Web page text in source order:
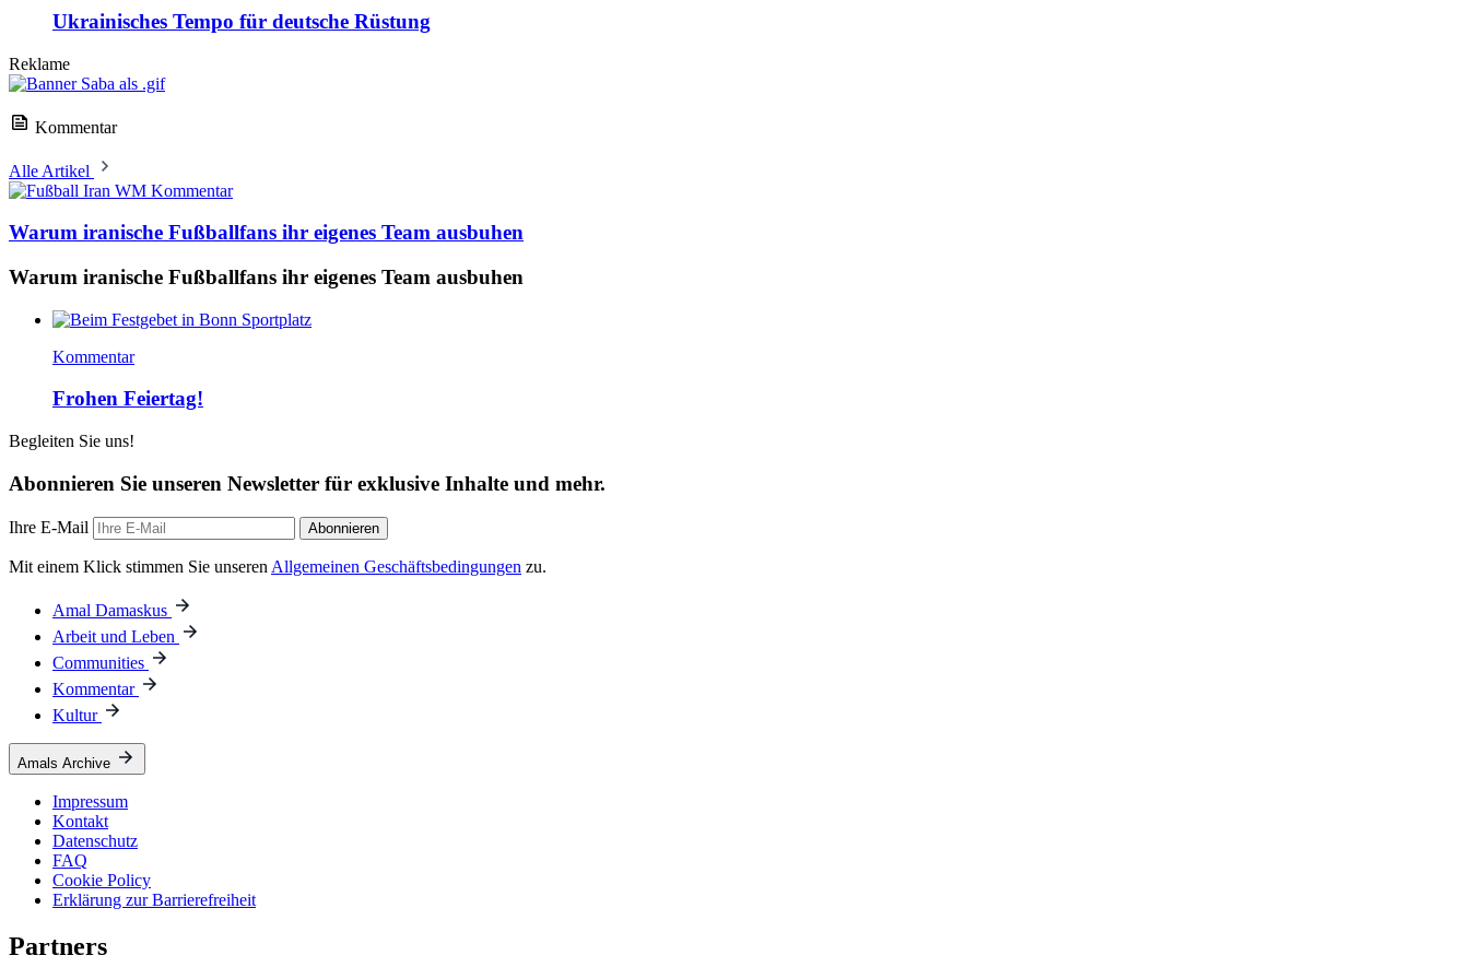
Ukrainisches Tempo für deutsche Rüstung
Reklame
Kommentar
Alle Artikel
Kommentar
Warum iranische Fußballfans ihr eigenes Team ausbuhen
Warum iranische Fußballfans ihr eigenes Team ausbuhen
Kommentar
Frohen Feiertag!
Begleiten Sie uns!
Abonnieren Sie unseren Newsletter für exklusive Inhalte und mehr.
Ihre E-Mail Abonnieren
Mit einem Klick stimmen Sie unseren Allgemeinen Geschäftsbedingungen zu.
Amal Damaskus
Arbeit und Leben
Communities
Kommentar
Kultur
Amals Archive
Impressum
Kontakt
Datenschutz
FAQ
Cookie Policy
Erklärung zur Barrierefreiheit
Partners